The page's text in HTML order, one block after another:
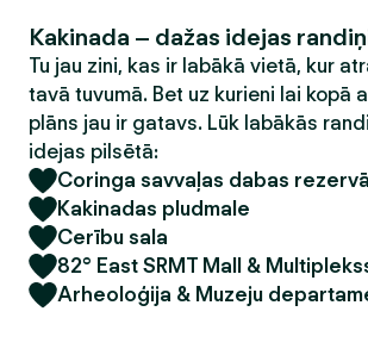
Kakinada – dažas idejas
Tu jau zini, kas ir labākā vietā, kur
tavā tuvumā. Bet uz kurieni lai kopā
plāns jau ir gatavs. Lūk labākās
idejas pilsētā:
Coringa savvaļas dabas
Kakinadas pludmale
Cerību sala
82° East SRMT Mall &
Arheoloģija & Muzeju